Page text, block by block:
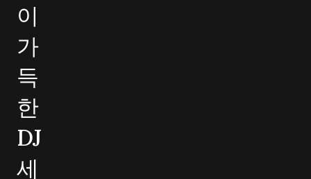
이
가
득
한
DJ
세